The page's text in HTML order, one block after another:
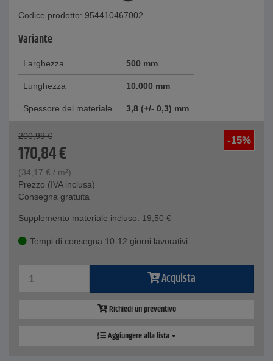
Codice prodotto: 954410467002
Variante
Larghezza 500 mm
Lunghezza 10.000 mm
Spessore del materiale 3,8 (+/- 0,3) mm
-15%
200,99 €
170,84€
(34,17 € / m²)
Prezzo (IVA inclusa)
Consegna gratuita
Supplemento materiale incluso: 19,50 €
Tempi di consegna 10-12 giorni lavorativi
Acquista
Richiedi un preventivo
Aggiungere alla lista